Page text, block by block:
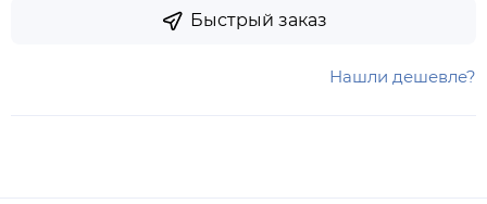
Быстрый заказ
Нашли дешевле?